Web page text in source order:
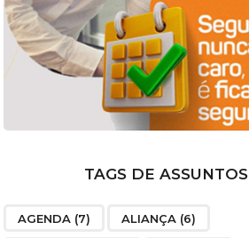
TAGS DE ASSUNTOS
AGENDA (7) ALIANÇA (6)